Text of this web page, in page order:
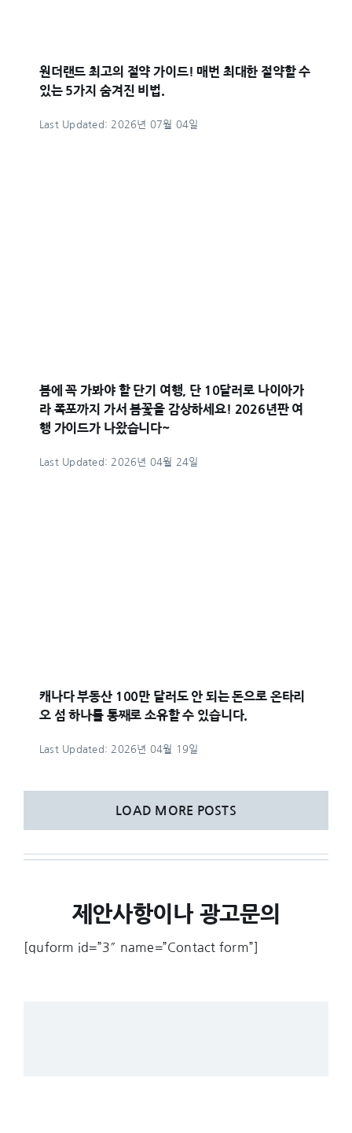
원더랜드 최고의 절약 가이드! 매번 최대한 절약할 수
있는 5가지 숨겨진 비법.
Last Updated: 2026년 07월 04일
봄에 꼭 가봐야 할 단기 여행, 단 10달러로 나이아가
라 폭포까지 가서 봄꽃을 감상하세요! 2026년판 여
행 가이드가 나왔습니다~
Last Updated: 2026년 04월 24일
캐나다 부동산 100만 달러도 안 되는 돈으로 온타리
오 섬 하나를 통째로 소유할 수 있습니다.
Last Updated: 2026년 04월 19일
LOAD MORE POSTS
제안사항이나 광고문의
[quform id=”3″ name=”Contact form”]